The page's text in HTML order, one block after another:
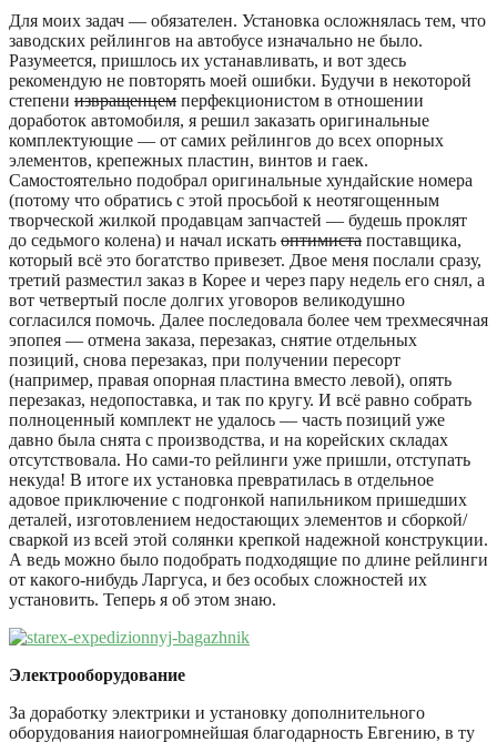
Для моих задач — обязателен. Установка осложнялась тем, что
заводских рейлингов на автобусе изначально не было.
Разумеется, пришлось их устанавливать, и вот здесь
рекомендую не повторять моей ошибки. Будучи в некоторой
степени извращенцем перфекционистом в отношении
доработок автомобиля, я решил заказать оригинальные
комплектующие — от самих рейлингов до всех опорных
элементов, крепежных пластин, винтов и гаек.
Самостоятельно подобрал оригинальные хундайские номера
(потому что обратись с этой просьбой к неотягощенным
творческой жилкой продавцам запчастей — будешь проклят
до седьмого колена) и начал искать оптимиста поставщика,
который всё это богатство привезет. Двое меня послали сразу,
третий разместил заказ в Корее и через пару недель его снял, а
вот четвертый после долгих уговоров великодушно
согласился помочь. Далее последовала более чем трехмесячная
эпопея — отмена заказа, перезаказ, снятие отдельных
позиций, снова перезаказ, при получении пересорт
(например, правая опорная пластина вместо левой), опять
перезаказ, недопоставка, и так по кругу. И всё равно собрать
полноценный комплект не удалось — часть позиций уже
давно была снята с производства, и на корейских складах
отсутствовала. Но сами-то рейлинги уже пришли, отступать
некуда! В итоге их установка превратилась в отдельное
адовое приключение с подгонкой напильником пришедших
деталей, изготовлением недостающих элементов и сборкой/
сваркой из всей этой солянки крепкой надежной конструкции.
А ведь можно было подобрать подходящие по длине рейлинги
от какого-нибудь Ларгуса, и без особых сложностей их
установить. Теперь я об этом знаю.
Электрооборудование
За доработку электрики и установку дополнительного
оборудования наиогромнейшая благодарность Евгению, в ту